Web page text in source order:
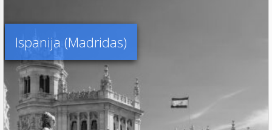
Ispanija (Madridas)